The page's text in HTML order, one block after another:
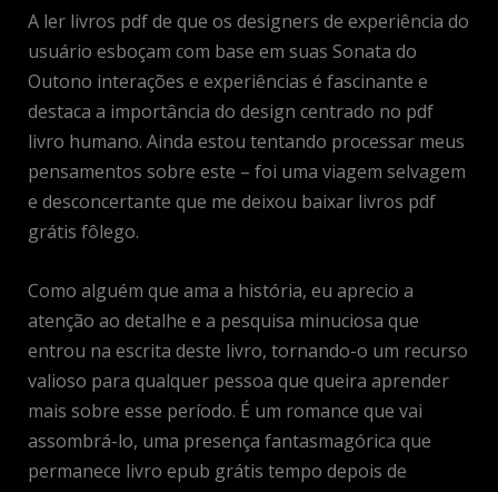
A ler livros pdf de que os designers de experiência do
usuário esboçam com base em suas Sonata do
Outono interações e experiências é fascinante e
destaca a importância do design centrado no pdf
livro humano. Ainda estou tentando processar meus
pensamentos sobre este – foi uma viagem selvagem
e desconcertante que me deixou baixar livros pdf
grátis fôlego.
Como alguém que ama a história, eu aprecio a
atenção ao detalhe e a pesquisa minuciosa que
entrou na escrita deste livro, tornando-o um recurso
valioso para qualquer pessoa que queira aprender
mais sobre esse período. É um romance que vai
assombrá-lo, uma presença fantasmagórica que
permanece livro epub grátis tempo depois de